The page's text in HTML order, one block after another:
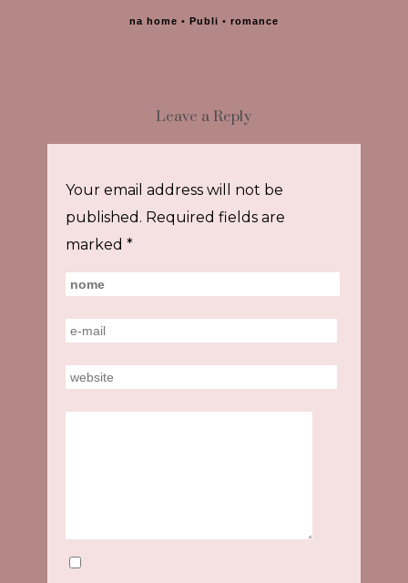
na home • Publi • romance
Leave a Reply
Your email address will not be
published. Required fields are
marked *